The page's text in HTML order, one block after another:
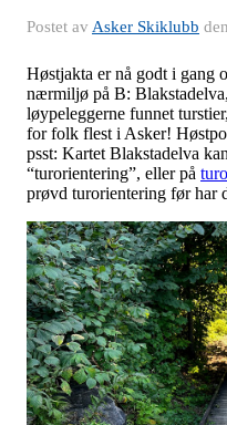
Postet av Asker Skiklubb den
Høstjakta er nå godt i gang
nærmiljø på B:
løypeleggerne funnet
for folk flest i Asker!
psst: Kartet Blakstadelva
“turorientering”, eller på
prøvd turorientering før har